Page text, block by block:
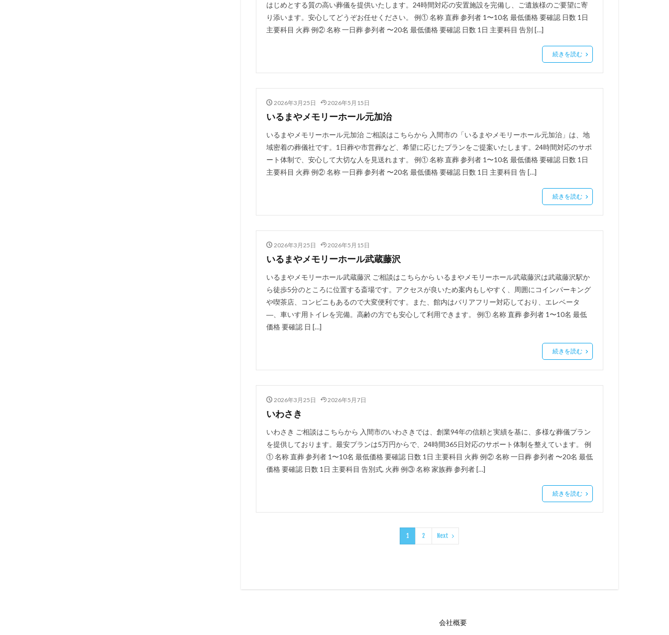
はじめとする質の高い葬儀を提供いたします。24時間対応の安置施設を完備し、ご遺族様のご要望に寄
り添います。安心してどうぞお任せください。 例① 名称 直葬 参列者 1〜10名 最低価格 要確認 日数 1日
主要科目 火葬 例② 名称 一日葬 参列者 〜20名 最低価格 要確認 日数 1日 主要科目 告別 […]
続きを読む
2026年3月25日 2026年5月15日
いるまやメモリーホール元加治
いるまやメモリーホール元加治 ご相談はこちらから 入間市の「いるまやメモリーホール元加治」は、地
域密着の葬儀社です。1日葬や市営葬など、希望に応じたプランをご提案いたします。24時間対応のサポ
ート体制で、安心して大切な人を見送れます。 例① 名称 直葬 参列者 1〜10名 最低価格 要確認 日数 1日
主要科目 火葬 例② 名称 一日葬 参列者 〜20名 最低価格 要確認 日数 1日 主要科目 告 […]
続きを読む
2026年3月25日 2026年5月15日
いるまやメモリーホール武蔵藤沢
いるまやメモリーホール武蔵藤沢 ご相談はこちらから いるまやメモリーホール武蔵藤沢は武蔵藤沢駅か
ら徒歩5分のところに位置する斎場です。アクセスが良いため案内もしやすく、周囲にコインパーキング
や喫茶店、コンビニもあるので大変便利です。また、館内はバリアフリー対応しており、エレベータ
―、車いす用トイレを完備。高齢の方でも安心して利用できます。 例① 名称 直葬 参列者 1〜10名 最低
価格 要確認 日 […]
続きを読む
2026年3月25日 2026年5月7日
いわさき
いわさき ご相談はこちらから 入間市のいわさきでは、創業94年の信頼と実績を基に、多様な葬儀プラン
を提供しております。最安プランは5万円からで、24時間365日対応のサポート体制を整えています。 例
① 名称 直葬 参列者 1〜10名 最低価格 要確認 日数 1日 主要科目 火葬 例② 名称 一日葬 参列者 〜20名 最低
価格 要確認 日数 1日 主要科目 告別式, 火葬 例③ 名称 家族葬 参列者 […]
続きを読む
1 2 Next
会社概要